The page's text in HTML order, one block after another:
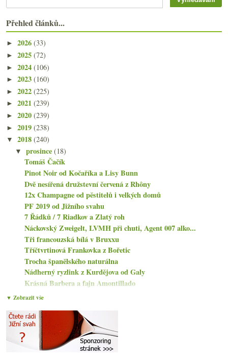
Přehled článků...
► 2026 (33)
► 2025 (72)
► 2024 (106)
► 2023 (160)
► 2022 (225)
► 2021 (239)
► 2020 (239)
► 2019 (238)
▼ 2018 (240)
▼prosince(18)
Tomáš Čačík
Pinot Noir od Kočaříka a Lisy Bunn
Dvě nesířená družstevní červená z Rhôny
12x Champagne od pěstitelů i velkých domů
PF 2019 od Jižního svahu
7 Řádků / 7 Riadkov a Zlatý roh
Náckovský Zweigelt, LVMH při chuti, Agent 007 alko...
Tři francouzská bílá v Bruxxu
Tříčtvrtinová Frankovka z Bořetic
Trocha španělského naturálna
Nádherný ryzlink z Kurdějova od Galy
Krásná Barbera a fajn Amontillado
Ročník 2017 od Nepraše
Čtyři podoby Barbery od Agostino Pavia e Figli
Skvělé Blanc de Blancs Champagne s pozvánkou
Parádní Mosela v podání Immich-Batterieberg
Karakterre 7
▼ Zobrazit vše